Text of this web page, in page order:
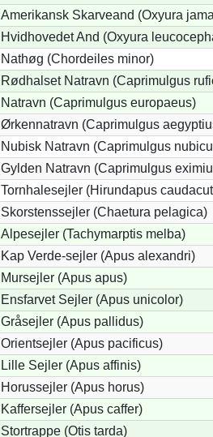
Amerikansk Skarveand (Oxyura
Hvidhovedet And (Oxyura
Nathøg (Chordeiles minor)
Rødhalset Natravn (Caprimulgus
Natravn (Caprimulgus europaeus)
Ørkennatravn (Caprimulgus
Nubisk Natravn (Caprimulgus
Gylden Natravn (Caprimulgus
Tornhalesejler (Hirundapus
Skorstenssejler (Chaetura pelagica)
Alpesejler (Tachymarptis melba)
Kap Verde-sejler (Apus alexandri)
Mursejler (Apus apus)
Ensfarvet Sejler (Apus unicolor)
Gråsejler (Apus pallidus)
Orientsejler (Apus pacificus)
Lille Sejler (Apus affinis)
Horussejler (Apus horus)
Kaffersejler (Apus caffer)
Stortrappe (Otis tarda)